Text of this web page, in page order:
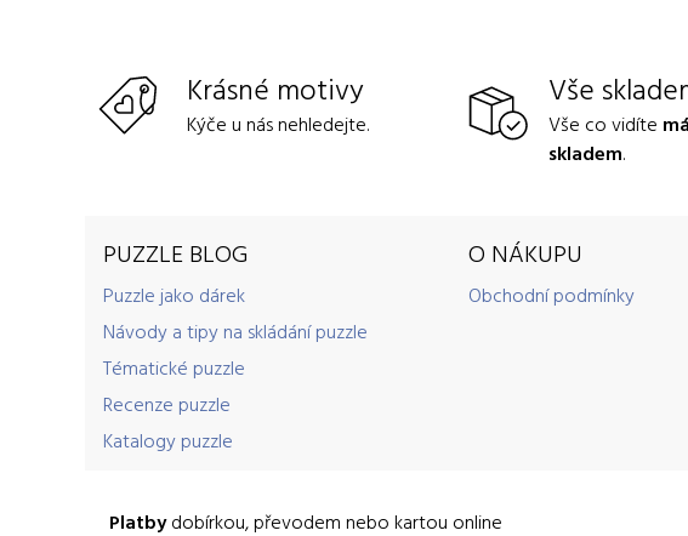
Krásné motivy
Kýče u nás nehledejte.
Vše
Vše co vidíte
skladem.
PUZZLE BLOG
Puzzle jako dárek
Návody a tipy na skládání puzzle
Tématické puzzle
Recenze puzzle
Katalogy puzzle
O NÁKUPU
Obchodní podmínky
Platbydobírkou, převodem nebo kartou online